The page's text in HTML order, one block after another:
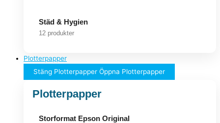
Städ & Hygien
12 produkter
Plotterpapper
Stäng Plotterpapper Öppna Plotterpapper
Plotterpapper
Storformat Epson Original